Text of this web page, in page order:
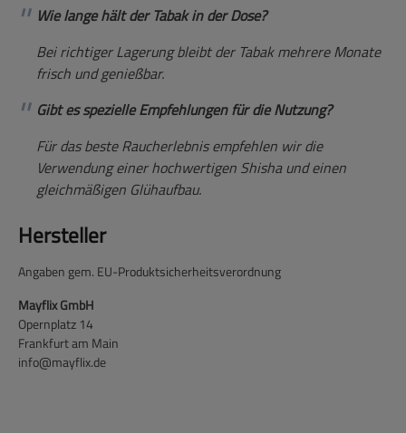
Wie lange hält der Tabak in der Dose?
Bei richtiger Lagerung bleibt der Tabak mehrere Monate
frisch und genießbar.
Gibt es spezielle Empfehlungen für die Nutzung?
Für das beste Raucherlebnis empfehlen wir die
Verwendung einer hochwertigen Shisha und einen
gleichmäßigen Glühaufbau.
Hersteller
Angaben gem. EU-Produktsicherheitsverordnung
Mayflix GmbH
Opernplatz 14
Frankfurt am Main
info@mayflix.de